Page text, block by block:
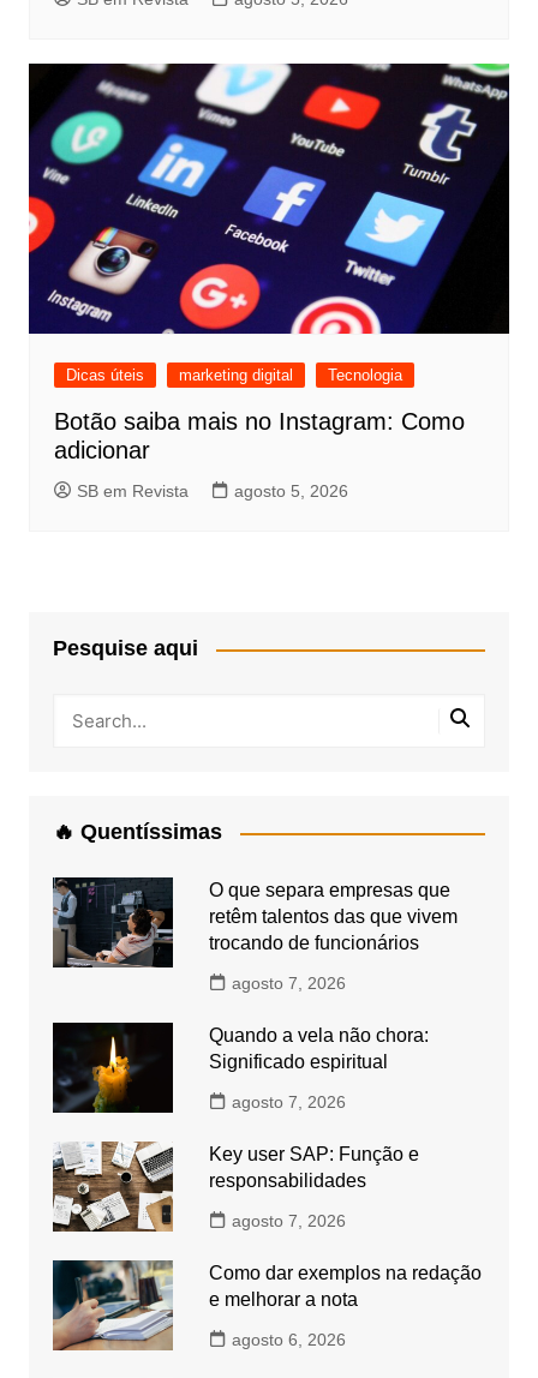
Dicas úteis marketing digital Tecnologia
Botão saiba mais no Instagram: Como
adicionar
SB em Revista agosto 5, 2026
Pesquise aqui
🔥 Quentíssimas
O que separa empresas que
retêm talentos das que vivem
trocando de funcionários
agosto 7, 2026
Quando a vela não chora:
Significado espiritual
agosto 7, 2026
Key user SAP: Função e
responsabilidades
agosto 7, 2026
Como dar exemplos na redação
e melhorar a nota
agosto 6, 2026